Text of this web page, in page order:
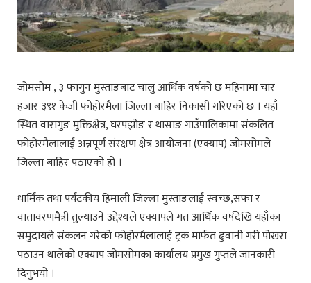
जोमसोम , ३ फागुन मुस्ताङबाट चालु आर्थिक वर्षको छ महिनामा चार
हजार ३९१ केजी फोहोरमैला जिल्ला बाहिर निकासी गरिएको छ । यहाँ
स्थित वारागुङ मुक्तिक्षेत्र, घरपझोङ र थासाङ गाउँपालिकामा संकलित
फोहोरमैलालाई अन्नपूर्ण संरक्षण क्षेत्र आयोजना (एक्याप) जोमसोमले
जिल्ला बाहिर पठाएको हो ।
धार्मिक तथा पर्यटकीय हिमाली जिल्ला मुस्ताङलाई स्वच्छ,सफा र
वातावरणमैत्री तुल्याउने उद्देश्यले एक्यापले गत आर्थिक वर्षदेखि यहाँका
समुदायले संकलन गरेको फोहोरमैलालाई ट्रक मार्फत ढुवानी गरी पोखरा
पठाउन थालेको एक्याप जोमसोमका कार्यालय प्रमुख गुप्तले जानकारी
दिनुभयो ।